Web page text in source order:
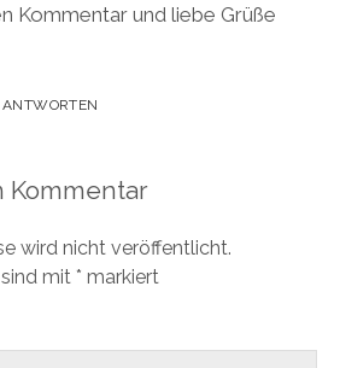
Kommentar und liebe Grüße
ANTWORTEN
Kommentar
wird nicht veröffentlicht.
mit * markiert